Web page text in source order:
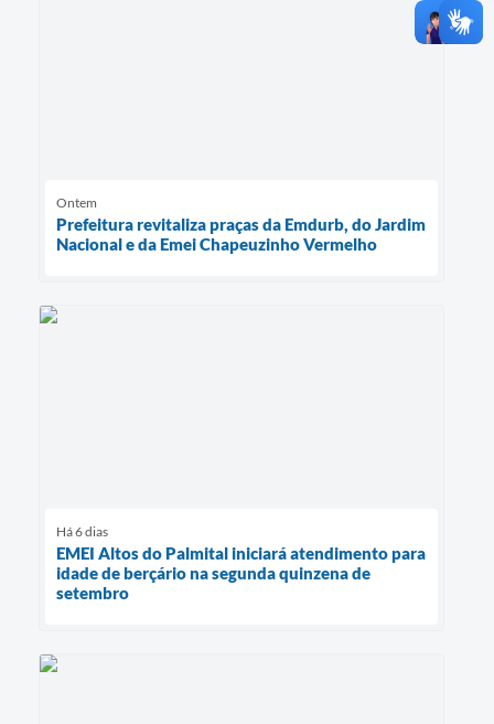
Ontem
Prefeitura revitaliza praças da Emdurb, do Jardim
Nacional e da Emei Chapeuzinho Vermelho
Há 6 dias
EMEI Altos do Palmital iniciará atendimento para
idade de berçário na segunda quinzena de
setembro